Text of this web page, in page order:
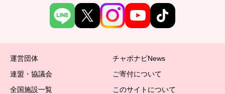
運営団体
チャボナビNews
連盟・協議会
ご寄付について
全国施設一覧
このサイトについて